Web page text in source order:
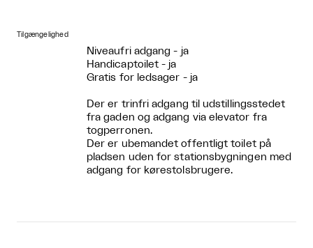
Tilgængelighed
Niveaufri adgang - ja
Handicaptoilet - ja
Gratis for ledsager - ja
Der er trinfri adgang til udstillingsstedet
fra gaden og adgang via elevator fra
togperronen.
Der er ubemandet offentligt toilet på
pladsen uden for stationsbygningen med
adgang for kørestolsbrugere.